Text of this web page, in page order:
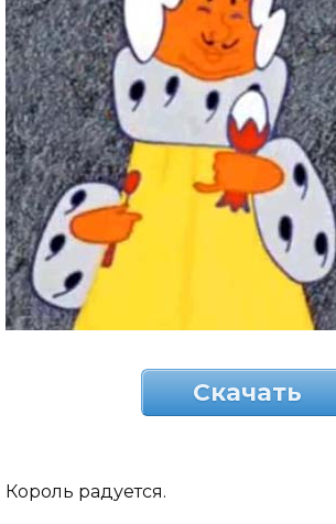
Скачать
Король радуется.